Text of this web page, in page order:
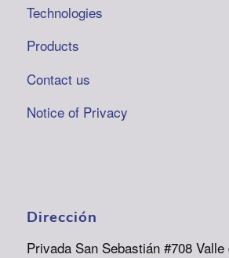
Technologies
Products
Contact us
Notice of Privacy
Dirección
Privada San Sebastián #708 Valle